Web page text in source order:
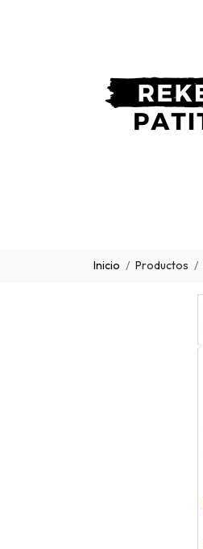
Inicio Productos